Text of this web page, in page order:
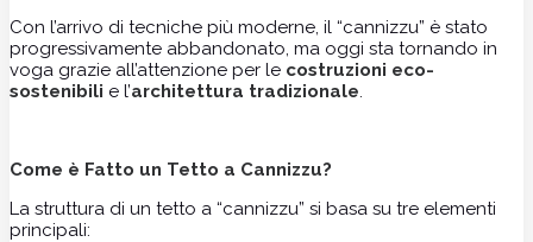
Con l’arrivo di tecniche più moderne, il “cannizzu” è stato
progressivamente abbandonato, ma oggi sta tornando in
voga grazie all’attenzione per le costruzioni eco-
sostenibili e l’architettura tradizionale.
Come è Fatto un Tetto a Cannizzu?
La struttura di un tetto a “cannizzu” si basa su tre elementi
principali: